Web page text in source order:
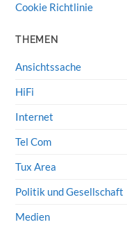
Cookie Richtlinie
THEMEN
Ansichtssache
HiFi
Internet
Tel Com
Tux Area
Politik und Gesellschaft
Medien